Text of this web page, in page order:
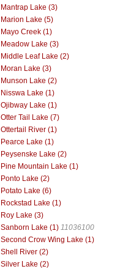
Mantrap Lake (3)
Marion Lake (5)
Mayo Creek (1)
Meadow Lake (3)
Middle Leaf Lake (2)
Moran Lake (3)
Munson Lake (2)
Nisswa Lake (1)
Ojibway Lake (1)
Otter Tail Lake (7)
Ottertail River (1)
Pearce Lake (1)
Peysenske Lake (2)
Pine Mountain Lake (1)
Ponto Lake (2)
Potato Lake (6)
Rockstad Lake (1)
Roy Lake (3)
Sanborn Lake (1) 11036100
Second Crow Wing Lake (1)
Shell River (2)
Silver Lake (2)